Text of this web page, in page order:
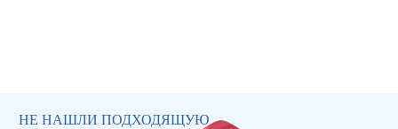
НЕ НАШЛИ ПОДХОДЯЩУЮ